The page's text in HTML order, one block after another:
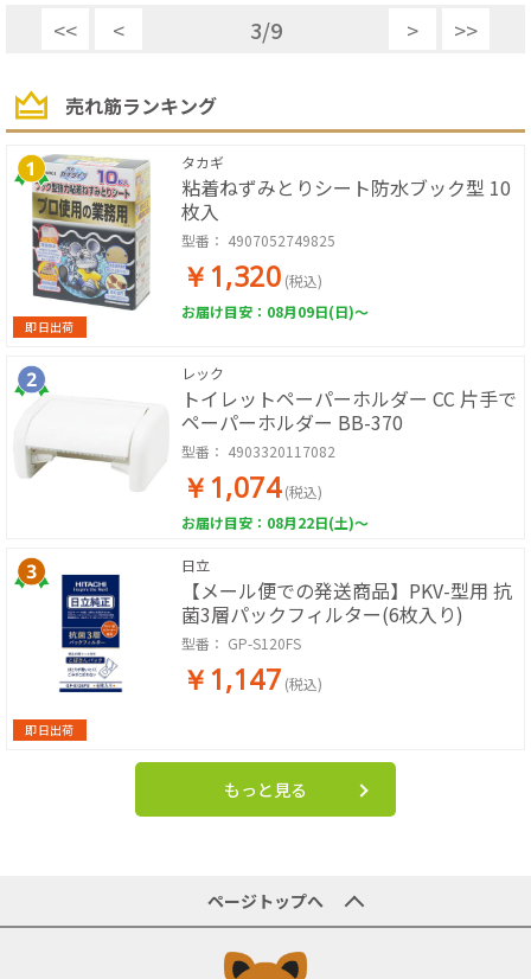
<< < 3/9 > >>
売れ筋ランキング
即日出荷
タカギ
粘着ねずみとりシート防水ブック型 10
枚入
型番： 4907052749825
￥1,320 (税込)
お届け目安：08月09日(日)～
レック
トイレットペーパーホルダー CC 片手で
ペーパーホルダー BB-370
型番： 4903320117082
￥1,074 (税込)
お届け目安：08月22日(土)～
即日出荷
日立
【メール便での発送商品】PKV-型用 抗
菌3層パックフィルター(6枚入り)
型番： GP-S120FS
￥1,147 (税込)
もっと見る
ページトップへ